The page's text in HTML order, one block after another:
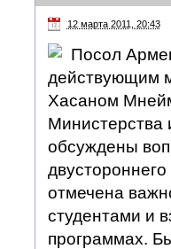
12 марта 2011, 20:43
Посол
действующим
Хасаном
Министерства
обсуждены
отмечена
студентами и
программах.